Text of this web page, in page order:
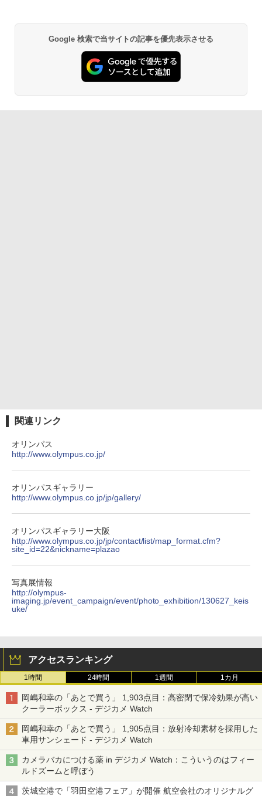
Google 検索で当サイトの記事を優先表示させる
関連リンク
オリンパス
http://www.olympus.co.jp/
オリンパスギャラリー
http://www.olympus.co.jp/jp/gallery/
オリンパスギャラリー大阪
http://www.olympus.co.jp/jp/contact/list/map_format.cfm?
site_id=22&nickname=plazao
写真展情報
http://olympus-
imaging.jp/event_campaign/event/photo_exhibition/130627_keis
uke/
アクセスランキング
1時間 24時間 1週間 1カ月
岡嶋和幸の「あとで買う」 1,903点目：高密閉で保冷効果が高い
クーラーボックス - デジカメ Watch
岡嶋和幸の「あとで買う」 1,905点目：放射冷却素材を採用した
車用サンシェード - デジカメ Watch
カメラバカにつける薬 in デジカメ Watch：こういうのはフィー
ルドズームと呼ぼう
茨城空港で「羽田空港フェア」が開催 航空会社のオリジナルグ